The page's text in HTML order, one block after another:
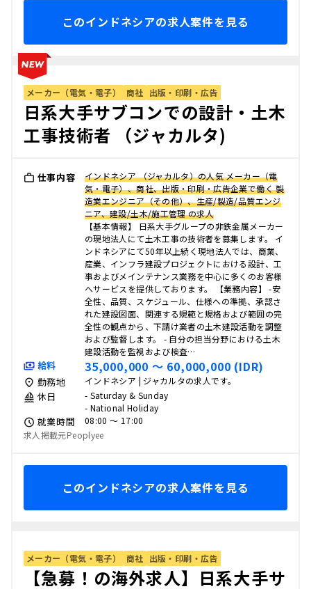
このインドネシアの求人案件を見る
メーカー（電気・電子） 商社 出版・印刷・広告
日系大手サブコンでの設計・土木
工事技術者 （ジャカルタ)
仕事内容
インドネシア （ジャカルタ）の人気 メーカー（電
気・電子）、商社、出版・印刷・広告企業で働く 製
造業エンジニア（その他）、生産/製造/品質エンジ
ニア、建設/土木/施工管理 の求人
【基本情報】 日系大手グループの非鉄金属メーカー
の現地法人にて土木工事の技術者を募集します。 イ
ンドネシアにて50年以上続く現地法人では、商業、
産業、インフラ建設プロジェクトにおける設計、工
事およびメインテナンス業務を中心に多くのお客様
へサービスを提供しております。 【業務内容】 -安
全性、品質、スケジュール、仕様への準拠、承認さ
れた建設図面、関連する規範と規格および範囲の完
全性の観点から、下請け業者の土木建設活動を調整
および監督します。 - 自分の担当分野における土木
建設活動を監視および検査…
給料 35,000,000 〜 60,000,000 (IDR)
勤務地 インドネシア | ジャカルタの求人です。
休日
- Saturday & Sunday
- National Holiday
就業時間
08:00 〜 17:00
求人掲載元Peoplyee
このインドネシアの求人案件を見る
メーカー（電気・電子） 商社 出版・印刷・広告
【急募！の海外求人】日系大手サ